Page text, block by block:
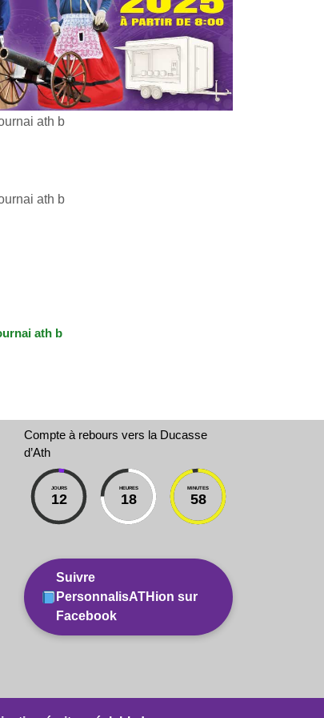
ath b
ath b
ath b
Compte à rebours vers la Ducasse
d’Ath
JOURS
12
HEURES
18
MINUTES
58
Suivre
PersonnalisATHion sur
Facebook